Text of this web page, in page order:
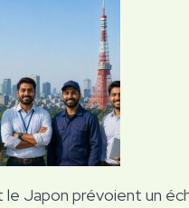
le Japon prévoient un